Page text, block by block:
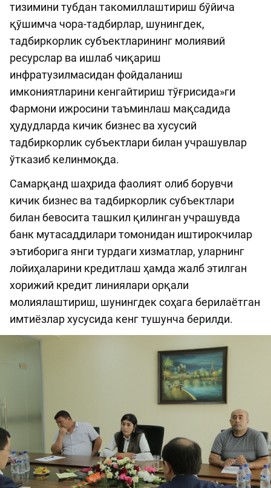
тизимини тубдан такомиллаштириш бўйича
қўшимча чора-тадбирлар, шунингдек,
тадбиркорлик субъектларининг молиявий
ресурслар ва ишлаб чиқариш
инфратузилмасидан фойдаланиш
имкониятларини кенгайтириш тўғрисида»ги
Фармони ижросини таъминлаш мақсадида
ҳудудларда кичик бизнес ва хусусий
тадбиркорлик субъектлари билан учрашувлар
ўтказиб келинмоқда.
Самарқанд шаҳрида фаолият олиб борувчи
кичик бизнес ва тадбиркорлик субъектлари
билан бевосита ташкил қилинган учрашувда
банк мутасаддилари томонидан иштирокчилар
эътиборига янги турдаги хизматлар, уларнинг
лойиҳаларини кредитлаш ҳамда жалб этилган
хорижий кредит линиялари орқали
молиялаштириш, шунингдек соҳага берилаётган
имтиёзлар хусусида кенг тушунча берилди.